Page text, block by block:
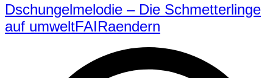
Dschungelmelodie – Die Schmetterlinge
auf umweltFAIRaendern